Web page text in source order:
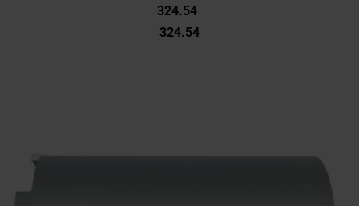
324.54
324.54